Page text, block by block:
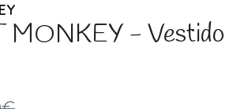
MONKEY - Vestido